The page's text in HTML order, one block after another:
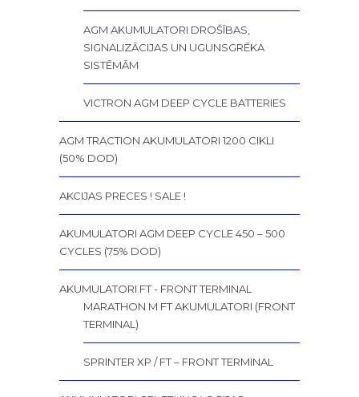
AGM AKUMULATORI DROŠĪBAS,
SIGNALIZĀCIJAS UN UGUNSGRĒKA
SISTĒMĀM
VICTRON AGM DEEP CYCLE BATTERIES
AGM TRACTION AKUMULATORI 1200 CIKLI
(50% DOD)
AKCIJAS PRECES ! SALE !
AKUMULATORI AGM DEEP CYCLE 450 – 500
CYCLES (75% DOD)
AKUMULATORI FT - FRONT TERMINAL
MARATHON M FT AKUMULATORI (FRONT
TERMINAL)
SPRINTER XP / FT – FRONT TERMINAL